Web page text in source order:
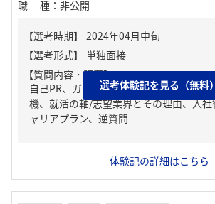
職種 ： 非公開
【質問内容・課題】
自己PR、ガクチカ（学生時代に力を入
機、就活の軸/志望業界とその理由、入
ャリアプラン、逆質問
選考体験記を見る（無料）
体験記の詳細はこちら